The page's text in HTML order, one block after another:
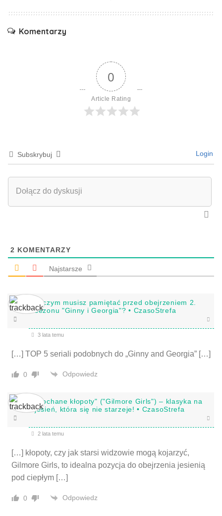
Komentarzy
0
Article Rating
Subskrybuj Login
2 KOMENTARZY
Najstarsze
O czym musisz pamiętać przed obejrzeniem 2.
sezonu "Ginny i Georgia"? • CzasoStrefa
3 lata temu
[…] TOP 5 seriali podobnych do „Ginny and Georgia” […]
0 Odpowiedz
"Kochane kłopoty" ("Gilmore Girls") – klasyka na
jesień, która się nie starzeje! • CzasoStrefa
2 lata temu
[…] kłopoty, czy jak starsi widzowie mogą kojarzyć,
Gilmore Girls, to idealna pozycja do obejrzenia jesienią
pod ciepłym […]
0 Odpowiedz